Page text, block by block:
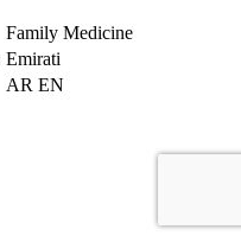
Family Medicine
Emirati
AR EN